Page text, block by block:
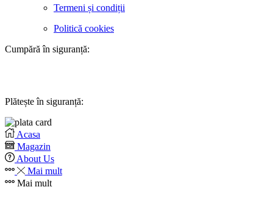
Termeni și condiții
Politică cookies
Cumpără în siguranță:
Plătește în siguranță:
Acasa
Magazin
About Us
Mai mult
Mai mult